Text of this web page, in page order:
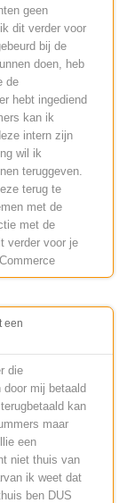
geen
dit verder voor
bij de
doen, heb
de
hebt ingediend
kan ik
intern zijn
wil ik
teruggeven.
terug te
met de
met de
verder voor je
een
die
mij betaald
kan
maar
een
niet thuis van
ik weet dat
ben DUS